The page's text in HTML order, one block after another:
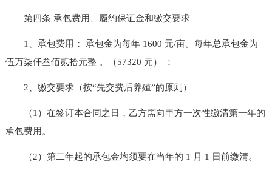
第四条 承包费用、履约保证金和缴交要求
1、承包费用： 承包金为每年 1600 元/亩。每年总承包金为
伍万柒仟叁佰贰拾元整 。（57320 元） ：
2、缴交要求（按“先交费后养殖”的原则）
（1）在签订本合同之日，乙方需向甲方一次性缴清第一年的
承包费用。
（2）第二年起的承包金均须要在当年的 1 月 1 日前缴清。